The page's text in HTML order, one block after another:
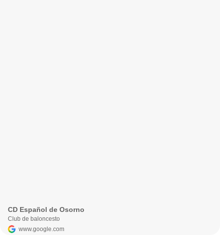
CD Español de Osorno
Club de baloncesto
www.google.com